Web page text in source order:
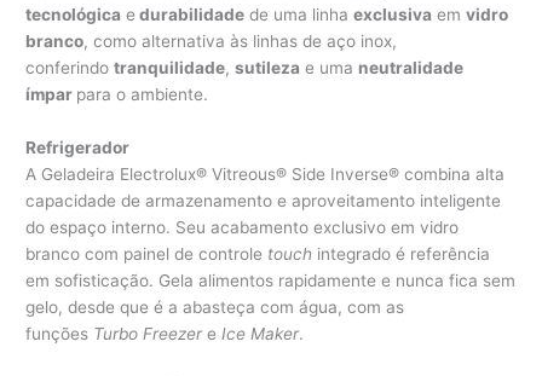
tecnológica e durabilidade de uma linhaexclusiva emvidro
branco, como alternativa às linhas de aço inox,
conferindotranquilidade,sutileza e uma neutralidade
ímpar para o ambiente.
Refrigerador
A Geladeira Electrolux® Vitreous® Side Inverse® combina alta
capacidade de armazenamento e aproveitamento inteligente
do espaço interno. Seu acabamento exclusivo em vidro
branco com painel de controle touch integrado é referência
em sofisticação. Gela alimentos rapidamente e nunca fica sem
gelo, desde que é a abasteça com água, com as
funções Turbo FreezereIce Maker.